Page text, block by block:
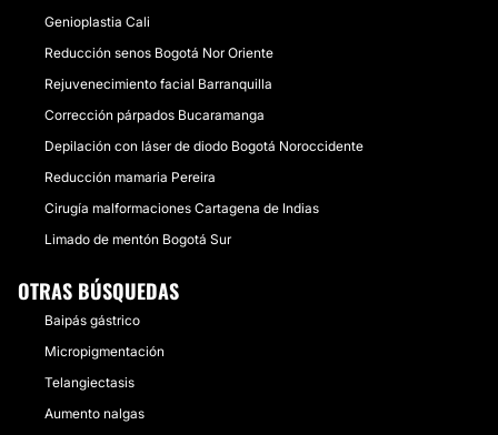
Genioplastia Cali
Reducción senos Bogotá Nor Oriente
Rejuvenecimiento facial Barranquilla
Corrección párpados Bucaramanga
Depilación con láser de diodo Bogotá Noroccidente
Reducción mamaria Pereira
Cirugía malformaciones Cartagena de Indias
Limado de mentón Bogotá Sur
OTRAS BÚSQUEDAS
Baipás gástrico
Micropigmentación
Telangiectasis
Aumento nalgas